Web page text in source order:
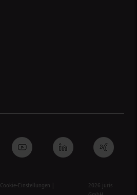
Cookie-Einstellungen
2026 juris